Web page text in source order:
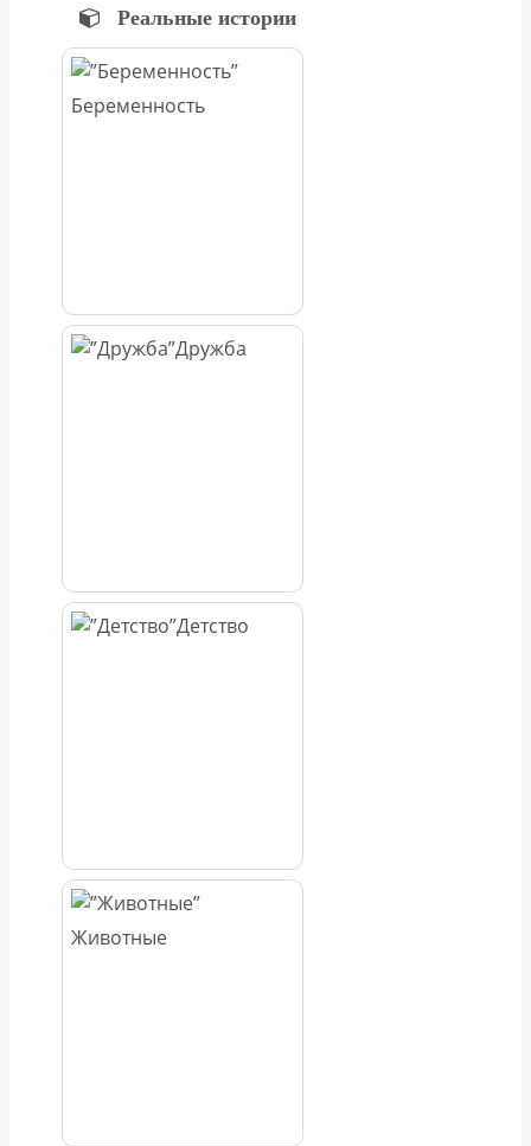
Реальные истории
Беременность
Дружба
Детство
Животные